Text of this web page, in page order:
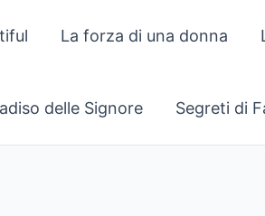
La forza di una donna
delle Signore Segreti di